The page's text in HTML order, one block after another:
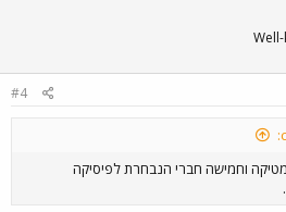
#4
וחמישה חברי הנבחרת לפיסיקה